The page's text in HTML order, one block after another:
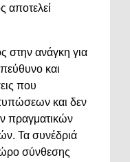
αποτελεί
στην ανάγκη για
και
που
και δεν
πραγματικών
Τα συνέδριά
σύνθεσης